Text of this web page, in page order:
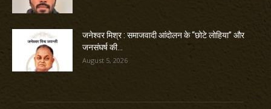
जनेश्वर मिश्र : समाजवादी आंदोलन के “छोटे लोहिया” और
जनसंघर्ष की...
August 5, 2026